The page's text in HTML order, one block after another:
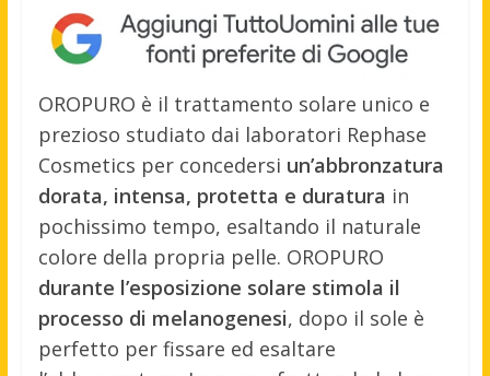
OROPURO è il trattamento solare unico e
prezioso studiato dai laboratori Rephase
Cosmetics per concedersi un’abbronzatura
dorata, intensa, protetta e duratura in
pochissimo tempo, esaltando il naturale
colore della propria pelle. OROPURO
durante l’esposizione solare stimola il
processo di melanogenesi, dopo il sole è
perfetto per fissare ed esaltare